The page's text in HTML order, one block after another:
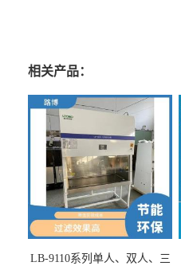
相关产品：
LB-9110系列单人、双人、三